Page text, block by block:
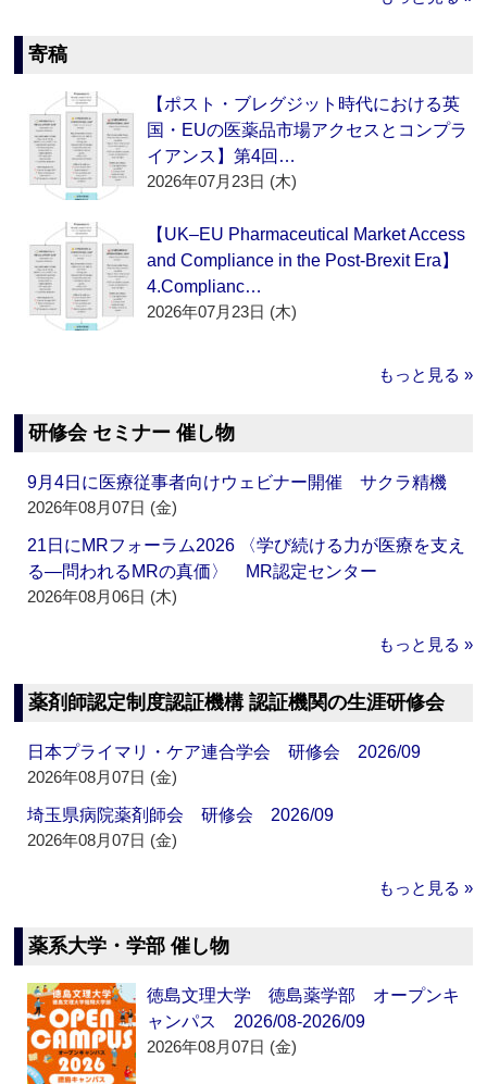
寄稿
【ポスト・ブレグジット時代における英
国・EUの医薬品市場アクセスとコンプラ
イアンス】第4回…
2026年07月23日 (木)
【UK–EU Pharmaceutical Market Access
and Compliance in the Post-Brexit Era】
4.Complianc…
2026年07月23日 (木)
もっと見る »
研修会 セミナー 催し物
9月4日に医療従事者向けウェビナー開催 サクラ精機
2026年08月07日 (金)
21日にMRフォーラム2026 〈学び続ける力が医療を支え
る―問われるMRの真価〉 MR認定センター
2026年08月06日 (木)
もっと見る »
薬剤師認定制度認証機構 認証機関の生涯研修会
日本プライマリ・ケア連合学会 研修会 2026/09
2026年08月07日 (金)
埼玉県病院薬剤師会 研修会 2026/09
2026年08月07日 (金)
もっと見る »
薬系大学・学部 催し物
徳島文理大学 徳島薬学部 オープンキ
ャンパス 2026/08-2026/09
2026年08月07日 (金)